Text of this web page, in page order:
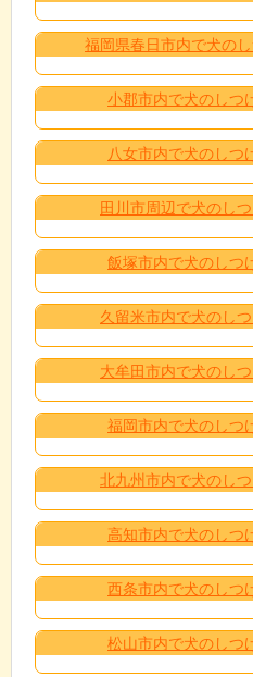
福岡県春日市内で犬の
小郡市内で犬のしつ
八女市内で犬のしつ
田川市周辺で犬のし
飯塚市内で犬のしつ
久留米市内で犬のし
大牟田市内で犬のし
福岡市内で犬のしつ
北九州市内で犬のし
高知市内で犬のしつ
西条市内で犬のしつ
松山市内で犬のしつ